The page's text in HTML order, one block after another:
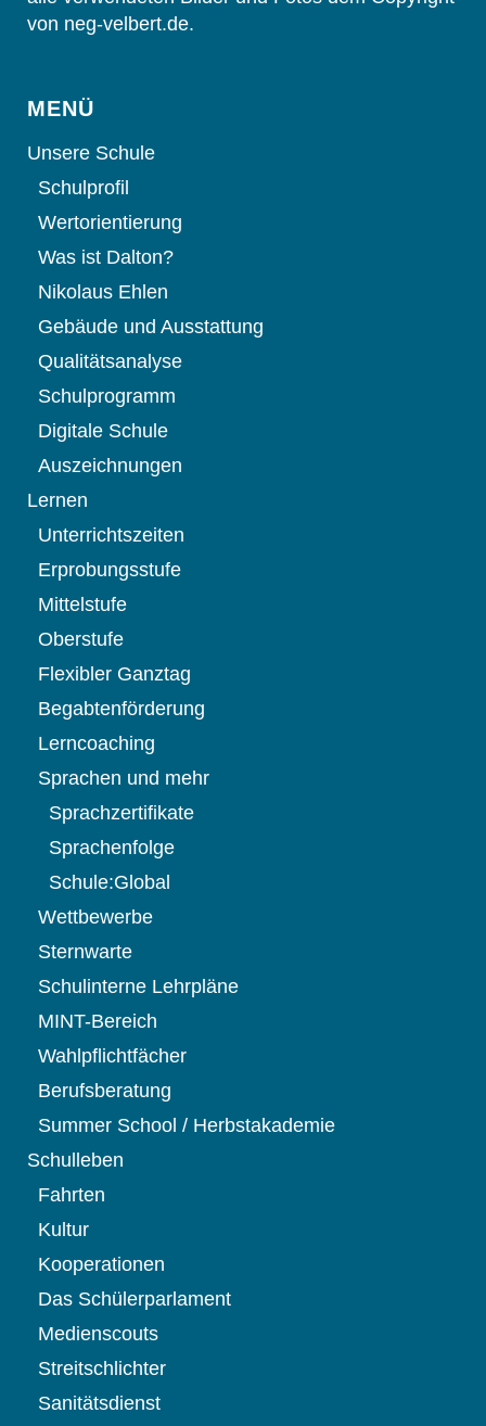
von neg-velbert.de.
MENÜ
Unsere Schule
Schulprofil
Wertorientierung
Was ist Dalton?
Nikolaus Ehlen
Gebäude und Ausstattung
Qualitätsanalyse
Schulprogramm
Digitale Schule
Auszeichnungen
Lernen
Unterrichtszeiten
Erprobungsstufe
Mittelstufe
Oberstufe
Flexibler Ganztag
Begabtenförderung
Lerncoaching
Sprachen und mehr
Sprachzertifikate
Sprachenfolge
Schule:Global
Wettbewerbe
Sternwarte
Schulinterne Lehrpläne
MINT-Bereich
Wahlpflichtfächer
Berufsberatung
Summer School / Herbstakademie
Schulleben
Fahrten
Kultur
Kooperationen
Das Schülerparlament
Medienscouts
Streitschlichter
Sanitätsdienst